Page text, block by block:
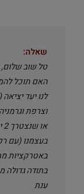
שאלה:
טל שוב שלום,
האם תוכל
לנו יעד
וצרפת
באטרקציות
בתודה גדולה
ענת